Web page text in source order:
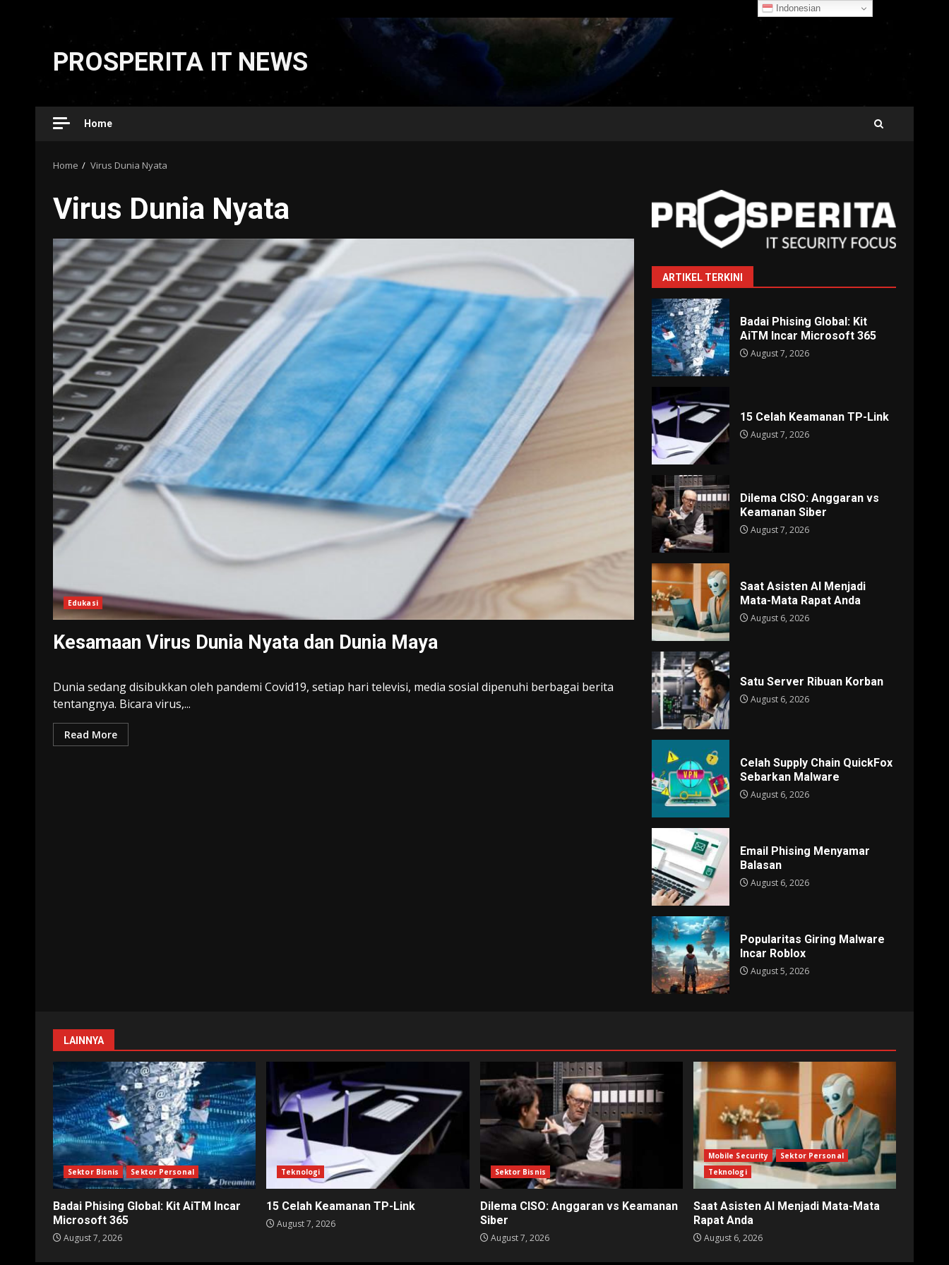
Skip
content
PROSPERITA IT NEWS
Home
Home Virus Dunia Nyata
Virus Dunia Nyata
Edukasi
Kesamaan Virus Dunia Nyata dan Dunia Maya
Dunia sedang disibukkan oleh pandemi Covid19, setiap hari televisi, media sosial dipenuhi berbagai berita
tentangnya. Bicara virus,...
Read More
ARTIKEL TERKINI
Badai Phising Global: Kit
AiTM Incar Microsoft 365
August 7, 2026
15 Celah Keamanan TP-Link
August 7, 2026
Dilema CISO: Anggaran vs
Keamanan Siber
August 7, 2026
Saat Asisten AI Menjadi
Mata-Mata Rapat Anda
August 6, 2026
Satu Server Ribuan Korban
August 6, 2026
Celah Supply Chain QuickFox
Sebarkan Malware
August 6, 2026
Email Phising Menyamar
Balasan
August 6, 2026
Popularitas Giring Malware
Incar Roblox
August 5, 2026
LAINNYA
Sektor Bisnis Sektor Personal
Badai Phising Global: Kit AiTM Incar
Microsoft 365
August 7, 2026
Teknologi
15 Celah Keamanan TP-Link
August 7, 2026
Sektor Bisnis
Dilema CISO: Anggaran vs Keamanan
Siber
August 7, 2026
Mobile Security
Sektor Personal
Teknologi
Saat Asisten AI Menjadi Mata-Mata
Rapat Anda
August 6, 2026
Indonesian